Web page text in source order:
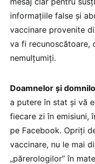
informațiile false și
vaccinare provenite
va fi recunoscătoare,
nemulțumiți.
Doamnelor și
a putere în stat și vă
fiecare zi în emisiuni,
pe Facebook. Opriți
vaccinare, nu le mai
„părerologilor” în